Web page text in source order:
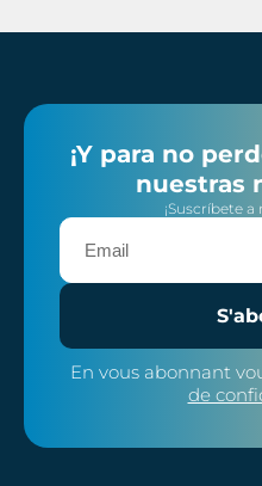
¡Y para no
nuestras
¡Suscríbete
En vous abonnant
de